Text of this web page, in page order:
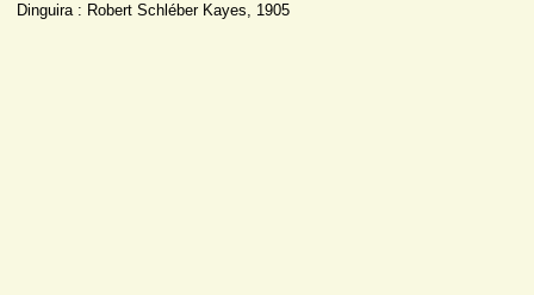
Dinguira : Robert Schléber Kayes, 1905